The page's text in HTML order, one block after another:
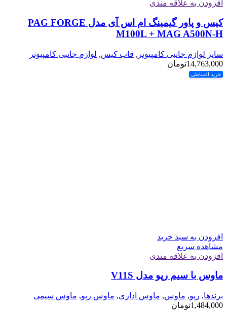
افزودن به علاقه مندی
کیس و پاور گیمینگ ام اس آی مدل PAG FORGE
M100L + MAG A500N-H
سایر لوازم جانبی کامپیوتر , قاب کیس, لوازم جانبی کامپیوتر
14,763,000تومان
خرید اقساطی
افزودن به سبد خرید
مشاهده سریع
افزودن به علاقه مندی
ماوس با سیم رپو مدل V11S
برندها, رپو, ماوس, ماوس اداری, ماوس رپو, ماوس سیمی
1,484,000تومان